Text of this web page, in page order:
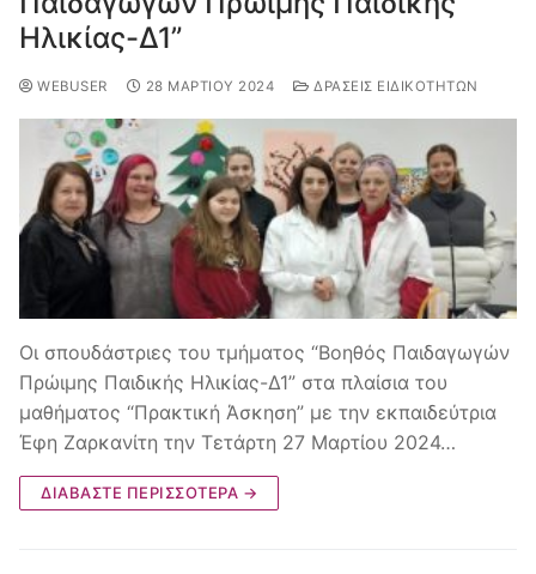
Ηλικίας-Δ1”
WEBUSER 28 ΜΑΡΤΊΟΥ 2024 ΔΡΆΣΕΙΣ ΕΙΔΙΚΟΤΉΤΩΝ
Οι σπουδάστριες του τμήματος “Βοηθός Παιδαγωγών
Πρώιμης Παιδικής Ηλικίας-Δ1” στα πλαίσια του
μαθήματος “Πρακτική Άσκηση” με την εκπαιδεύτρια
Έφη Ζαρκανίτη την Τετάρτη 27 Μαρτίου 2024…
ΔΙΑΒΆΣΤΕ ΠΕΡΙΣΣΌΤΕΡΑ →